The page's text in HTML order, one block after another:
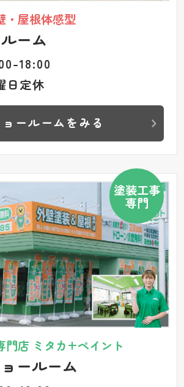
・屋根体感型
ーム
18:00
日定休
ールームをみる
門店 ミタカ+ペイント
ールーム
塗装工事
専門